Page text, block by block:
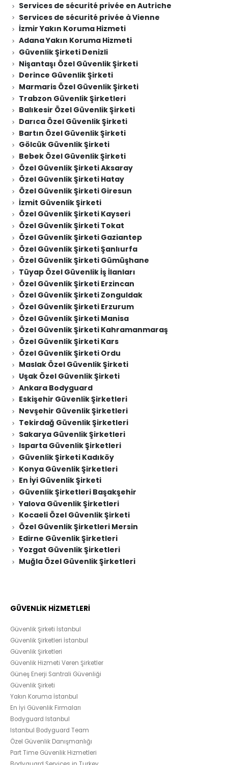
Services de sécurité privée en Autriche
Services de sécurité privée à Vienne
İzmir Yakın Koruma Hizmeti
Adana Yakın Koruma Hizmeti
Güvenlik Şirketi Denizli
Nişantaşı Özel Güvenlik Şirketi
Derince Güvenlik Şirketi
Marmaris Özel Güvenlik Şirketi
Trabzon Güvenlik Şirketleri
Balıkesir Özel Güvenlik Şirketi
Darıca Özel Güvenlik Şirketi
Bartın Özel Güvenlik Şirketi
Gölcük Güvenlik Şirketi
Bebek Özel Güvenlik Şirketi
Özel Güvenlik Şirketi Aksaray
Özel Güvenlik Şirketi Hatay
Özel Güvenlik Şirketi Giresun
İzmit Güvenlik Şirketi
Özel Güvenlik Şirketi Kayseri
Özel Güvenlik Şirketi Tokat
Özel Güvenlik Şirketi Gaziantep
Özel Güvenlik Şirketi Şanlıurfa
Özel Güvenlik Şirketi Gümüşhane
Tüyap Özel Güvenlik İş İlanları
Özel Güvenlik Şirketi Erzincan
Özel Güvenlik Şirketi Zonguldak
Özel Güvenlik Şirketi Erzurum
Özel Güvenlik Şirketi Manisa
Özel Güvenlik Şirketi Kahramanmaraş
Özel Güvenlik Şirketi Kars
Özel Güvenlik Şirketi Ordu
Maslak Özel Güvenlik Şirketi
Uşak Özel Güvenlik Şirketi
Ankara Bodyguard
Eskişehir Güvenlik Şirketleri
Nevşehir Güvenlik Şirketleri
Tekirdağ Güvenlik Şirketleri
Sakarya Güvenlik Şirketleri
Isparta Güvenlik Şirketleri
Güvenlik Şirketi Kadıköy
Konya Güvenlik Şirketleri
En İyi Güvenlik Şirketi
Güvenlik Şirketleri Başakşehir
Yalova Güvenlik Şirketleri
Kocaeli Özel Güvenlik Şirketi
Özel Güvenlik Şirketleri Mersin
Edirne Güvenlik Şirketleri
Yozgat Güvenlik Şirketleri
Muğla Özel Güvenlik Şirketleri
GÜVENLİK HİZMETLERİ
Güvenlik Şirketi İstanbul
Güvenlik Şirketleri İstanbul
Güvenlik Şirketleri
Güvenlik Hizmeti Veren Şirketler
Güneş Enerji Santrali Güvenliği
Güvenlik Şirketi
Yakın Koruma İstanbul
En İyi Güvenlik Firmaları
Bodyguard Istanbul
Istanbul Bodyguard Team
Özel Güvenlik Danışmanlığı
Part Time Güvenlik Hizmetleri